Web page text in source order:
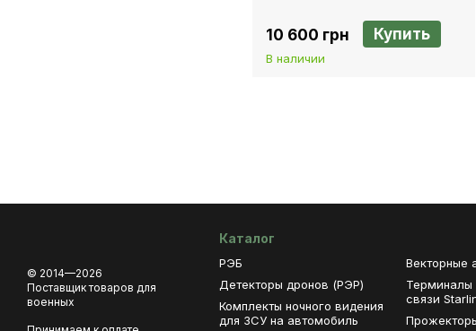
10 600 грн Купить
В наличии
© 2014—2026
Поставщик товаров для
военных
Каталог
РЭБ
Детекторы дронов (РЭР)
Комплекты ночного видения
для ЗСУ на автомобиль
Векторные
Терминалы
связи